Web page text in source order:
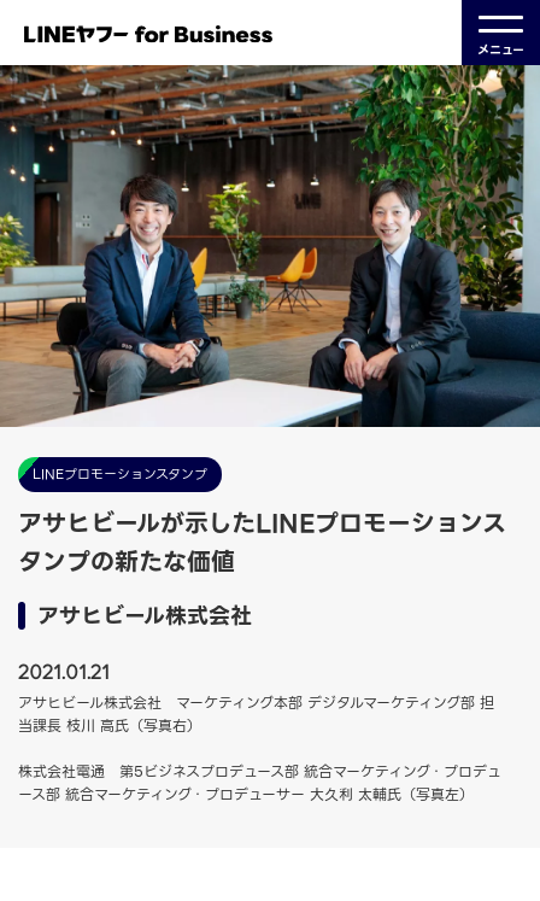
メニュー
LINEプロモーションスタンプ
アサヒビールが示したLINEプロモーションス
タンプの新たな価値
アサヒビール株式会社
2021.01.21
アサヒビール株式会社 マーケティング本部 デジタルマーケティング部 担
当課長 枝川 高氏（写真右）
株式会社電通 第5ビジネスプロデュース部 統合マーケティング・プロデュ
ース部 統合マーケティング・プロデューサー 大久利 太輔氏（写真左）